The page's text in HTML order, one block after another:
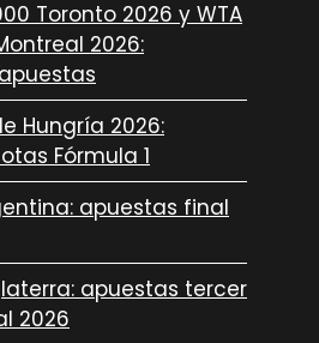
Toronto 2026 y WTA
2026:
Hungría 2026:
Fórmula 1
apuestas final
apuestas tercer
2026